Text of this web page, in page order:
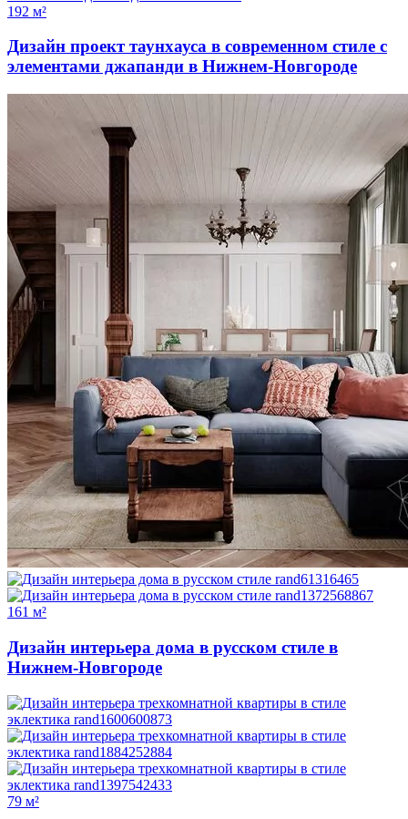
192 м²
Дизайн проект таунхауса в современном стиле с
элементами джапанди в Нижнем-Новгороде
161 м²
Дизайн интерьера дома в русском стиле в
Нижнем-Новгороде
79 м²